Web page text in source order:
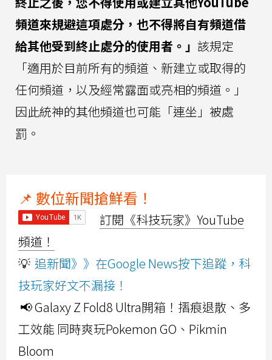
頻道來規避這項處分，也不得將自有頻道借
給其他受到終止處分的使用者。」 該規定
「適用於目前所有的頻道、新建立或取得的
任何頻道，以及經常露面或亮相的頻道。」
因此統神的其他頻道也可能「連坐」被處
罰。
📌 數位新聞搶鮮看！
訂閱《科技玩家》YouTube
頻道！
💡 追新聞》》在Google News按下追蹤，科
技玩家好文不漏接！
📢 Galaxy Z Fold8 Ultra開箱！摺痕退散、多
工效能 同時爽玩Pokemon GO、Pikmin
Bloom